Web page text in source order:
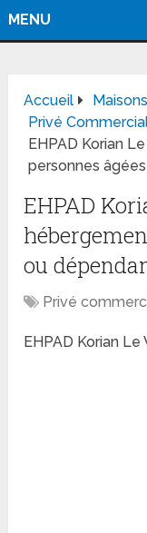
MENU
Accueil
Privé
EHPAD Korian
personnes
EHPAD
ou
Privé
EHPAD Korian Le